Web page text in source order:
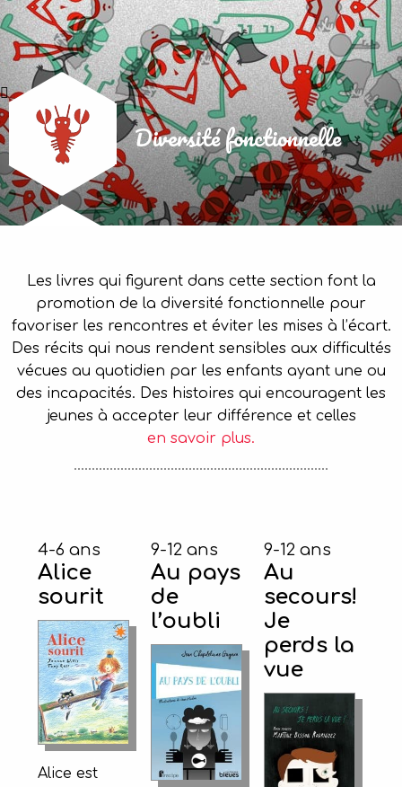
Diversité fonctionnelle
Les livres qui figurent dans cette section font la
promotion de la diversité fonctionnelle pour
favoriser les rencontres et éviter les mises à l’écart.
Des récits qui nous rendent sensibles aux difficultés
vécues au quotidien par les enfants ayant une ou
des incapacités. Des histoires qui encouragent les
jeunes à accepter leur différence et celles
en savoir plus.
4-6 ans
Alice
sourit
Alice est
9-12 ans
Au pays
de
l’oubli
9-12 ans
Au
secours!
Je
perds la
vue